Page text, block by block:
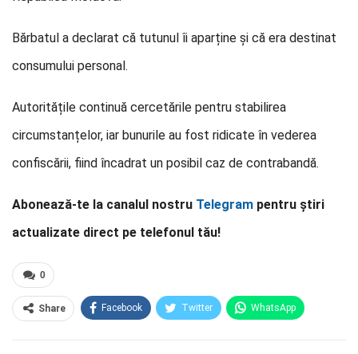
Bărbatul a declarat că tutunul îi aparține și că era destinat
consumului personal.
Autoritățile continuă cercetările pentru stabilirea
circumstanțelor, iar bunurile au fost ridicate în vederea
confiscării, fiind încadrat un posibil caz de contrabandă.
Abonează-te la canalul nostru Telegram pentru știri
actualizate direct pe telefonul tău!
0
Share Facebook Twitter WhatsApp